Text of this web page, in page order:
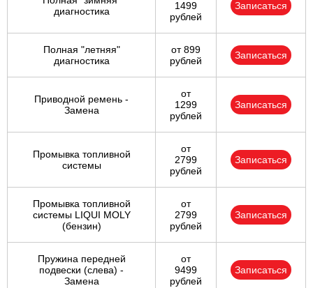
диагностика
1499
рублей
Записаться
Полная "летняя"
диагностика
от 899
рублей
Записаться
Приводной ремень -
Замена
от
1299
рублей
Записаться
Промывка топливной
системы
от
2799
рублей
Записаться
Промывка топливной
системы LIQUI MOLY
(бензин)
от
2799
рублей
Записаться
Пружина передней
подвески (слева) -
Замена
от
9499
рублей
Записаться